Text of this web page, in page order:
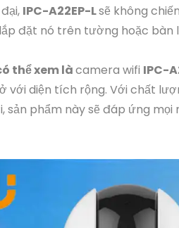
IPC-A22EP-Lsẽ không
đặt nó trên tường hoặc
thể xem làcamera wifi IPC-
với diện tích rộng. Với chất
sản phẩm này sẽ đáp ứng